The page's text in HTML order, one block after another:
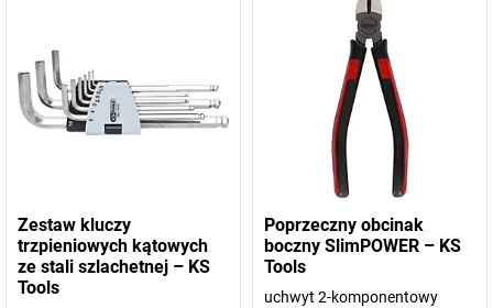
Zestaw kluczy
trzpieniowych kątowych
ze stali szlachetnej – KS
Tools
Poprzeczny obcinak
boczny SlimPOWER – KS
Tools
uchwyt 2-komponentowy